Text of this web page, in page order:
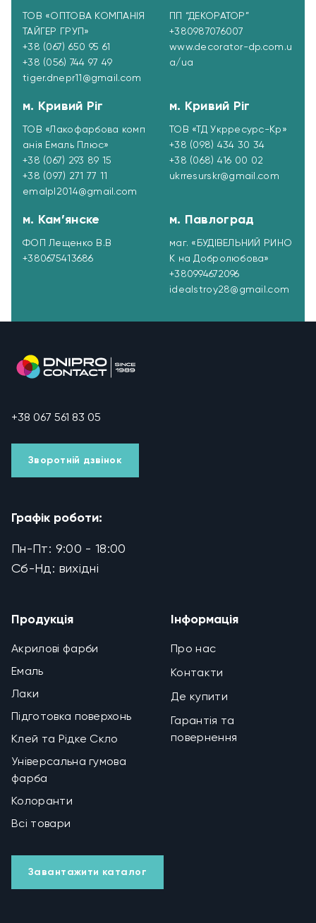
ТОВ «ОПТОВА КОМПАНІЯ
ТАЙГЕР ГРУП»
+38 (067) 650 95 61
+38 (056) 744 97 49
tiger.dnepr11@gmail.com
ПП “ДЕКОРАТОР”
+380987076007
www.decorator-dp.com.u
a/ua
м. Кривий Ріг
ТОВ «Лакофарбова комп
анія Емаль Плюс»
+38 (067) 293 89 15
+38 (097) 271 77 11
emalpl2014@gmail.com
м. Кривий Ріг
ТОВ «ТД Укрресурc-Кр»
+38 (098) 434 30 34
+38 (068) 416 00 02
ukrresurskr@gmail.com
м. Кам’янске
ФОП Лещенко В.В
+380675413686
м. Павлоград
маг. «БУДІВЕЛЬНИЙ РИНО
К на Добролюбова»
+380994672096
idealstroy28@gmail.com
+38 067 561 83 05
Зворотній дзвінок
Графік роботи:
Пн-Пт: 9:00 - 18:00
Сб-Нд: вихідні
Продукція
Акрилові фарби
Емаль
Лаки
Підготовка поверхонь
Клей та Рідке Скло
Універсальна гумова
фарба
Колоранти
Всі товари
Завантажити каталог
Інформація
Про нас
Контакти
Де купити
Гарантія та
повернення